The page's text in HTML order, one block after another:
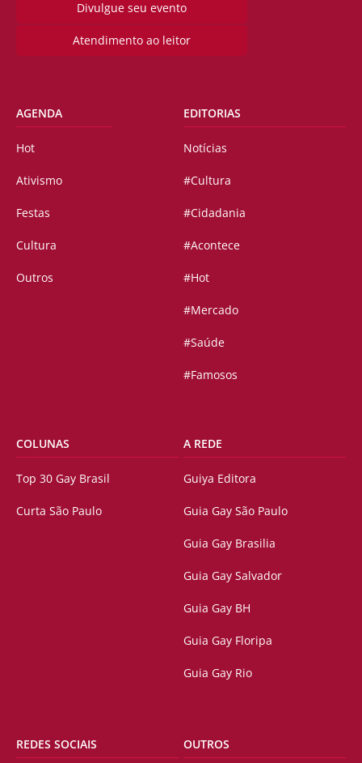
Divulgue seu evento
Atendimento ao leitor
AGENDA
Hot
Ativismo
Festas
Cultura
Outros
EDITORIAS
Notícias
#Cultura
#Cidadania
#Acontece
#Hot
#Mercado
#Saúde
#Famosos
COLUNAS
Top 30 Gay Brasil
Curta São Paulo
A REDE
Guiya Editora
Guia Gay São Paulo
Guia Gay Brasilia
Guia Gay Salvador
Guia Gay BH
Guia Gay Floripa
Guia Gay Rio
REDES SOCIAIS OUTROS